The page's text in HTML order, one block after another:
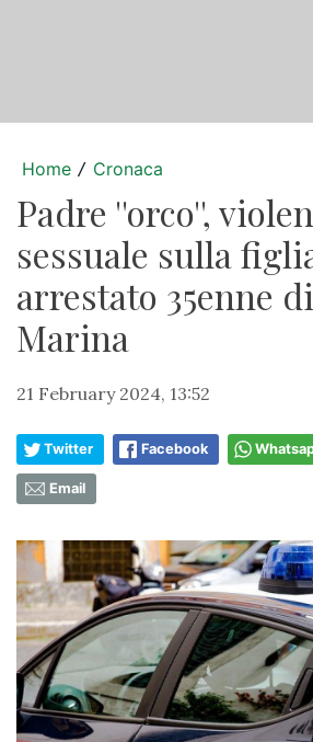
Home / Cronaca
Padre ''orco'',
sessuale sulla
arrestato 35enne
Marina
21 February 2024, 13:52
Twitter Facebook
Email